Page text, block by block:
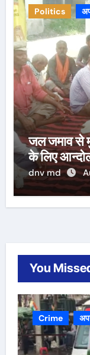
Politics
जल जमाव से
के लिए
dnv md
You
Crime